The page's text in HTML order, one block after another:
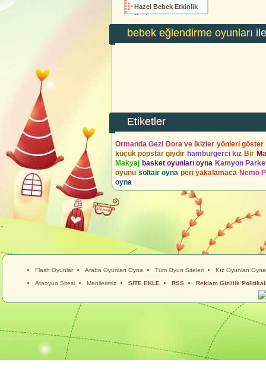
Hazel Bebek Etkinlik
Saati
bebek eğlendirme oyunları
Etiketler
Ormanda Gezi Dora ve İkizler yönleri göster
küçük popstar giydir hamburgerci kız Bir
Makyaj basket oyunları oyna Kamyon
oyunu soltair oyna peri yakalamaca Nemo
oyna
Flash Oyunlar Araba Oyunları Oyna Tüm Oyun Siteleri
Kız Oyunları Oyna
Ataoyun Sitesi
Manilerimiz SİTE EKLE RSS Reklam Gizlilik